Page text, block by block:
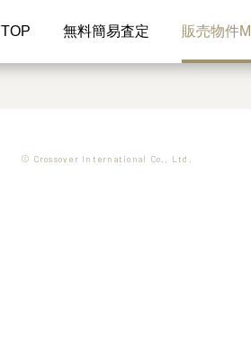
TOP 無料簡易査定 販売物件
© Crossover International Co., Ltd.